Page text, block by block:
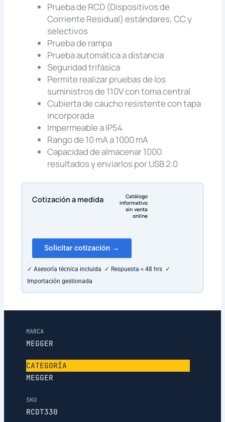
Prueba de RCD (Dispositivos de
Corriente Residual) estándares, CC y
selectivos
Prueba de rampa
Prueba automática a distancia
Seguridad trifásica
Permite realizar pruebas de los
suministros de 110V con toma central
Cubierta de caucho resistente con tapa
incorporada
Impermeable a IP54
Rango de 10 mA a 1000 mA
Capacidad de almacenar 1000
resultados y enviarlos por USB 2.0
Cotización a medida
Catálogo
informativo
sin venta
online
Solicitar cotización →
✓ Asesoría técnica incluida ✓ Respuesta < 48 hrs ✓
Importación gestionada
MARCA
MEGGER
CATEGORÍA
MEGGER
SKU
RCDT330